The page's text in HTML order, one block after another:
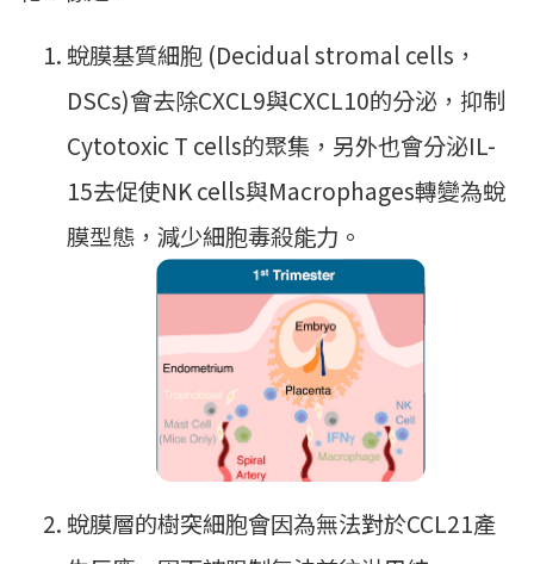
蛻膜基質細胞 (Decidual stromal cells，
DSCs)會去除CXCL9與CXCL10的分泌，抑制
Cytotoxic T cells的聚集，另外也會分泌IL-
15去促使NK cells與Macrophages轉變為蛻
膜型態，減少細胞毒殺能力。
蛻膜層的樹突細胞會因為無法對於CCL21產